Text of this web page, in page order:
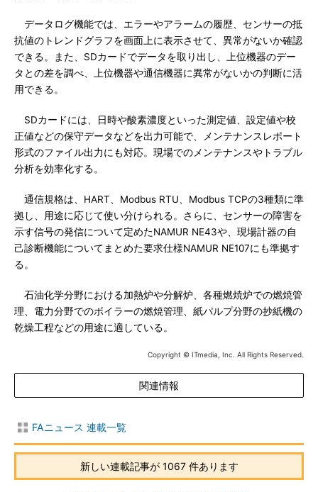
データログ機能では、エラーやアラームの履歴、センサーの抵
抗値のトレンドグラフを画面上に表示させて、異常がないか確認
できる。また、SDカードでデータを取り出し、上位機器のデー
タとの差を調べ、上位機器や通信機器に異常がないかの判断に活
用できる。
SDカードには、日時や酸素濃度といった測定値、設定値や校
正値などの保守データなどを出力可能で、メンテナンスレポート
形式のファイル出力にも対応。現場でのメンテナンスやトラブル
分析を効率化する。
通信規格は、HART、Modbus RTU、Modbus TCPの3種類に準
拠し、用途に応じて使い分けられる。さらに、センサーの障害を
示す信号の発信について定めたNAMUR NE43や、現場計器の自
己診断機能についてまとめた要求仕様NAMUR NE107にも準拠す
る。
石油化学分野における加熱炉や分解炉、各種燃焼炉での燃焼管
理、電力分野でのボイラーの燃焼管理、紙パルプ分野の抄紙機の
乾燥工程などの用途に適している。
Copyright © ITmedia, Inc. All Rights Reserved.
関連情報
FAニュース 連載一覧
新しい連載記事が 1067 件あります